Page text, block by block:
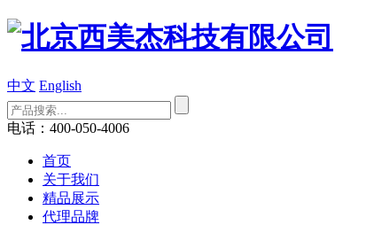
中文 English
电话：400-050-4006
首页
关于我们
精品展示
代理品牌